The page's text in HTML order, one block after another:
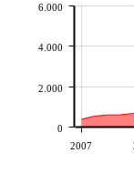
2007
0
2.000
4.000
6.000